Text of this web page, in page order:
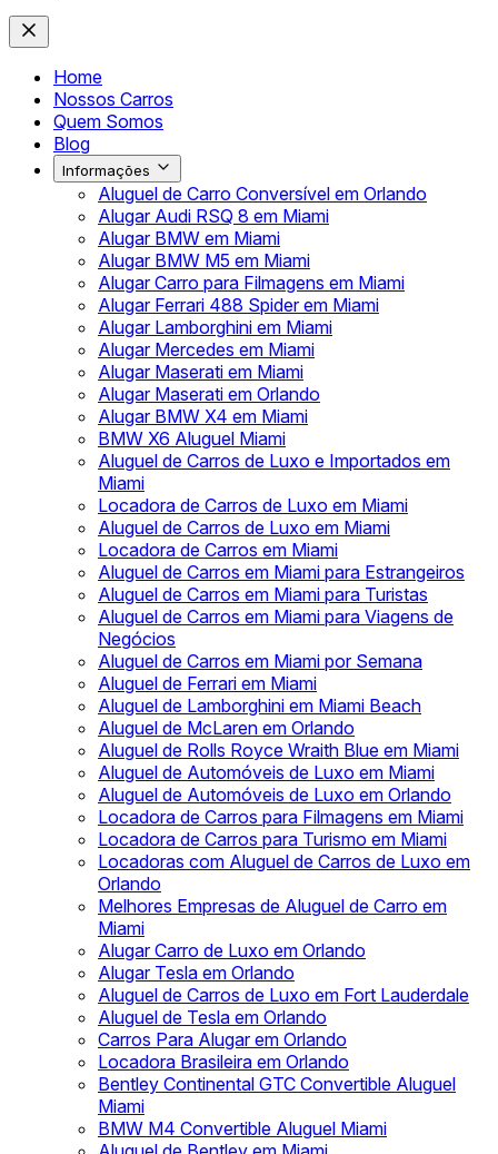
Home
Nossos Carros
Quem Somos
Blog
Informações
Aluguel de Carro Conversível em Orlando
Alugar Audi RSQ 8 em Miami
Alugar BMW em Miami
Alugar BMW M5 em Miami
Alugar Carro para Filmagens em Miami
Alugar Ferrari 488 Spider em Miami
Alugar Lamborghini em Miami
Alugar Mercedes em Miami
Alugar Maserati em Miami
Alugar Maserati em Orlando
Alugar BMW X4 em Miami
BMW X6 Aluguel Miami
Aluguel de Carros de Luxo e Importados em
Miami
Locadora de Carros de Luxo em Miami
Aluguel de Carros de Luxo em Miami
Locadora de Carros em Miami
Aluguel de Carros em Miami para Estrangeiros
Aluguel de Carros em Miami para Turistas
Aluguel de Carros em Miami para Viagens de
Negócios
Aluguel de Carros em Miami por Semana
Aluguel de Ferrari em Miami
Aluguel de Lamborghini em Miami Beach
Aluguel de McLaren em Orlando
Aluguel de Rolls Royce Wraith Blue em Miami
Aluguel de Automóveis de Luxo em Miami
Aluguel de Automóveis de Luxo em Orlando
Locadora de Carros para Filmagens em Miami
Locadora de Carros para Turismo em Miami
Locadoras com Aluguel de Carros de Luxo em
Orlando
Melhores Empresas de Aluguel de Carro em
Miami
Alugar Carro de Luxo em Orlando
Alugar Tesla em Orlando
Aluguel de Carros de Luxo em Fort Lauderdale
Aluguel de Tesla em Orlando
Carros Para Alugar em Orlando
Locadora Brasileira em Orlando
Bentley Continental GTC Convertible Aluguel
Miami
BMW M4 Convertible Aluguel Miami